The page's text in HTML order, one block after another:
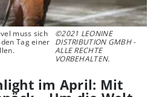
muss sich
Tag einer
©2021 LEONINE
DISTRIBUTION GMBH -
ALLE RECHTE
VORBEHALTEN.
im April: Mit